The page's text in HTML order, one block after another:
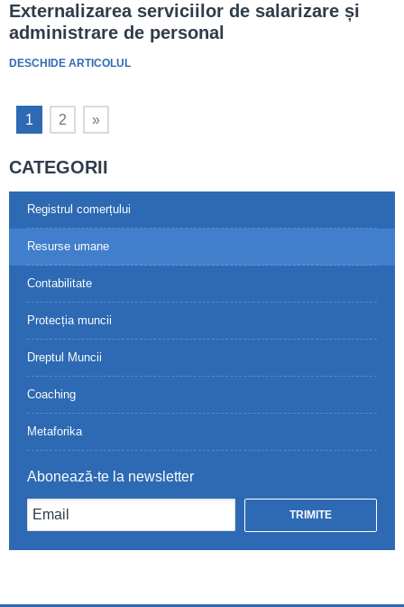
Externalizarea serviciilor de salarizare și
administrare de personal
DESCHIDE ARTICOLUL
1 2 »
CATEGORII
Registrul comerțului
Resurse umane
Contabilitate
Protecția muncii
Dreptul Muncii
Coaching
Metaforika
Abonează-te la newsletter